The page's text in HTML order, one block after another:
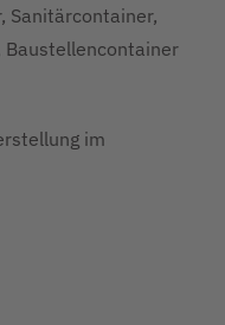
Sanitärcontainer,
im